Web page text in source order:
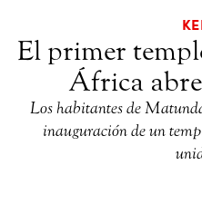
El primer
África
Los habitantes de
inauguración de un